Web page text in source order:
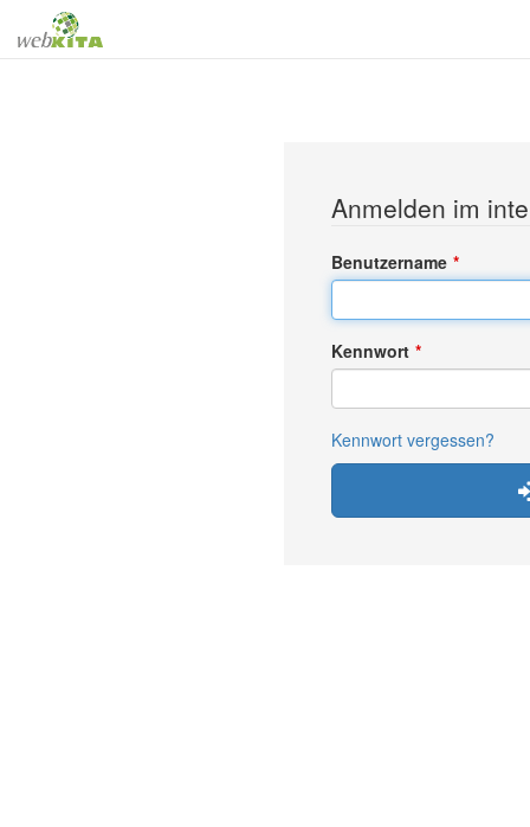
Anmelden im
Benutzername
Kennwort
Kennwort vergessen?